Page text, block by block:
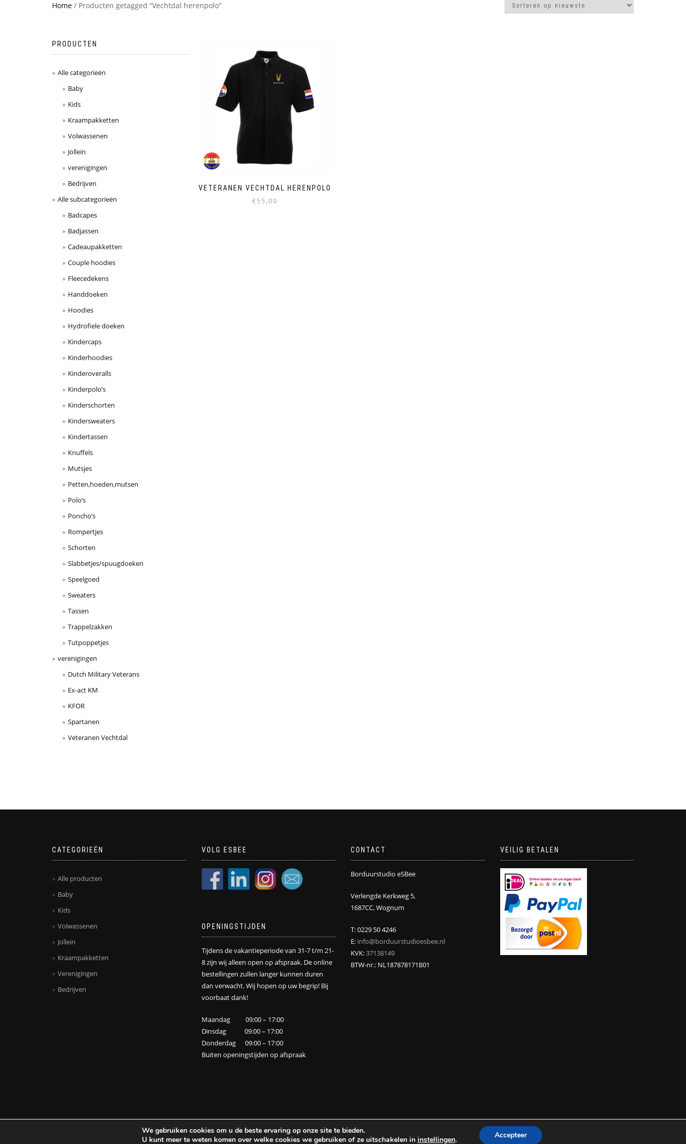
Home / Producten getagged “Vechtdal herenpolo”
VETERANEN VECHTDAL HERENPOLO
€55,00
PRODUCTEN
Alle categorieën
Baby
Kids
Kraampakketten
Volwassenen
Jollein
verenigingen
Bedrijven
Alle subcategorieën
Badcapes
Badjassen
Cadeaupakketten
Couple hoodies
Fleecedekens
Handdoeken
Hoodies
Hydrofiele doeken
Kindercaps
Kinderhoodies
Kinderoveralls
Kinderpolo’s
Kinderschorten
Kindersweaters
Kindertassen
Knuffels
Mutsjes
Petten,hoeden,mutsen
Polo’s
Poncho’s
Rompertjes
Schorten
Slabbetjes/spuugdoeken
Speelgoed
Sweaters
Tassen
Trappelzakken
Tutpoppetjes
verenigingen
Dutch Military Veterans
Ex-act KM
KFOR
Spartanen
Veteranen Vechtdal
CATEGORIEËN
Alle producten
Baby
Kids
Volwassenen
Jollein
Kraampakketten
Verenigingen
Bedrijven
VOLG ESBEE
OPENINGSTIJDEN
Tijdens de vakantieperiode van 31-7 t/m 21-
8 zijn wij alleen open op afspraak. De online
bestellingen zullen langer kunnen duren
dan verwacht. Wij hopen op uw begrip! Bij
voorbaat dank!
Maandag 09:00 – 17:00
Dinsdag 09:00 – 17:00
Donderdag 09:00 – 17:00
Buiten openingstijden op afspraak
CONTACT
Borduurstudio eSBee
Verlengde Kerkweg 5,
1687CC, Wognum
T: 0229 50 4246
E: info@borduurstudioesbee.nl
KVK:37138149
BTW-nr.: NL187878171B01
VEILIG BETALEN
We gebruiken cookies om u de beste ervaring op onze site te bieden.
U kunt meer te weten komen over welke cookies we gebruiken of ze uitschakelen in instellingen. Accepteer